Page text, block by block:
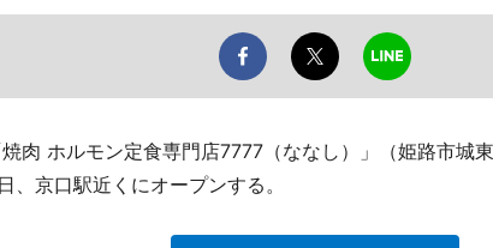
肉 ホルモン定食専門店7777（ななし）」（姫路市
、京口駅近くにオープンする。